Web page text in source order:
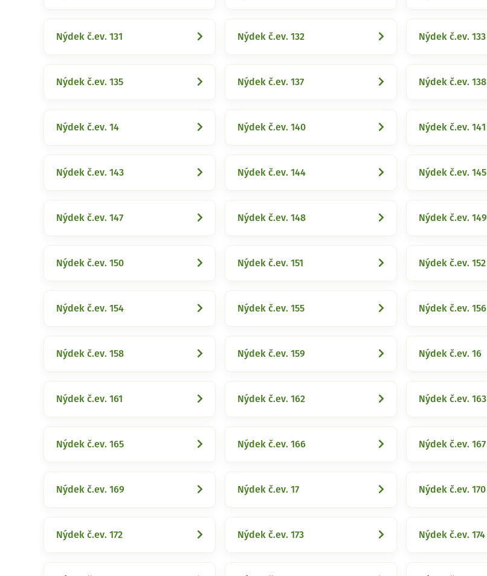
Nýdek č.ev. 131 Nýdek č.ev. 132 Nýdek č.ev. 133
Nýdek č.ev. 135 Nýdek č.ev. 137 Nýdek č.ev. 138
Nýdek č.ev. 14 Nýdek č.ev. 140 Nýdek č.ev. 141
Nýdek č.ev. 143 Nýdek č.ev. 144 Nýdek č.ev. 145
Nýdek č.ev. 147 Nýdek č.ev. 148 Nýdek č.ev. 149
Nýdek č.ev. 150 Nýdek č.ev. 151 Nýdek č.ev. 152
Nýdek č.ev. 154 Nýdek č.ev. 155 Nýdek č.ev. 156
Nýdek č.ev. 158 Nýdek č.ev. 159 Nýdek č.ev. 16
Nýdek č.ev. 161 Nýdek č.ev. 162 Nýdek č.ev. 163
Nýdek č.ev. 165 Nýdek č.ev. 166 Nýdek č.ev. 167
Nýdek č.ev. 169 Nýdek č.ev. 17 Nýdek č.ev. 170
Nýdek č.ev. 172 Nýdek č.ev. 173 Nýdek č.ev. 174